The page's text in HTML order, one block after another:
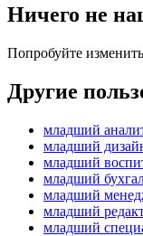
Ничего не
Попробуйте
Другие
младший
младший
младший
младший
младший
младший
младший